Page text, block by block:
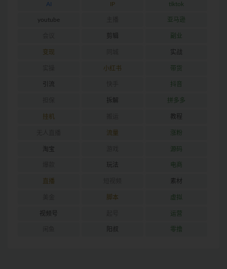
AI IP tiktok
youtube 亚马逊
剪辑 副业
变现 实战
小红书 带货
引流 抖音
拆解 拼多多
挂机 教程
流量 涨粉
淘宝 源码
玩法 电商
直播 素材
脚本 虚拟
视频号 运营
阳叔 零撸